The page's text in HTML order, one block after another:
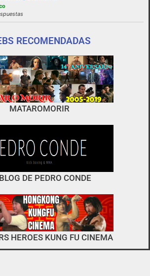
o las normas de uso del foro
no es el típico de «llegar,
e integrarse
RECOMENDADAS
MATAROMORIR
DE PEDRO CONDE
HEROES KUNG FU CINEMA